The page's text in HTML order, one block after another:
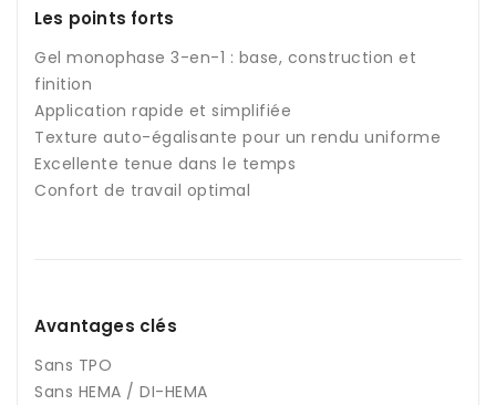
Les points forts
Gel monophase 3-en-1 : base, construction et
finition
Application rapide et simplifiée
Texture auto-égalisante pour un rendu uniforme
Excellente tenue dans le temps
Confort de travail optimal
Avantages clés
Sans TPO
Sans HEMA / DI-HEMA